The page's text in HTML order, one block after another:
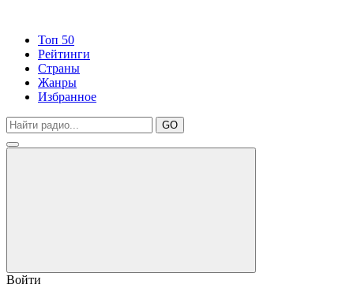
Топ 50
Рейтинги
Страны
Жанры
Избранное
GO
Войти